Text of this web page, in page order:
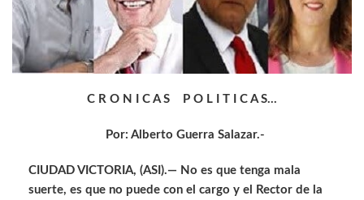
C R O N I C A S P O L I T I C A S…
Por: Alberto Guerra Salazar.-
CIUDAD VICTORIA, (ASI).— No es que tenga mala
suerte, es que no puede con el cargo y el Rector de la